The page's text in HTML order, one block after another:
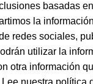
- Camino de
• Humanes de Madrid
ESPAÑA
basadas
la
redes sociales,
utilizar la
otra información
Lee nuestra política